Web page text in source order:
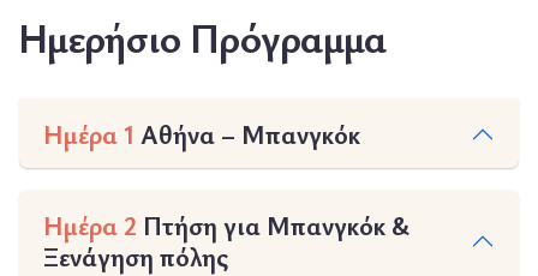
Ημερήσιο Πρόγραμμα
Ημέρα 1 Αθήνα – Μπανγκόκ
Ημέρα 2 Πτήση για Μπανγκόκ &
Ξενάγηση πόλης